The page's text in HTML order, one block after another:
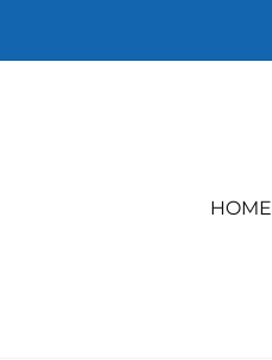
HOME